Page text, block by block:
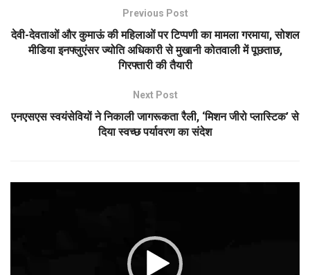
Previous Post
देवी-देवताओं और कुमाऊं की महिलाओं पर टिप्पणी का मामला गरमाया, सोशल
मीडिया इनफ्लुएंसर ज्योति अधिकारी से मुखानी कोतवाली में पूछताछ,
गिरफ्तारी की तैयारी
Next Post
एनएसएस स्वयंसेवियों ने निकाली जागरूकता रैली, ‘मिशन जीरो प्लास्टिक’ से
दिया स्वच्छ पर्यावरण का संदेश